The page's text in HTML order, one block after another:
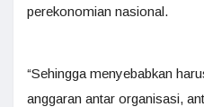
perekonomian nasional.
“Sehingga menyebabkan
anggaran antar organisasi,